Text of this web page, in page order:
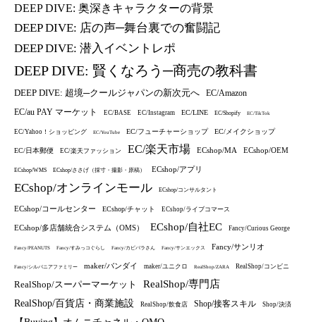
DEEP DIVE: 奥深きキャラクターの背景
DEEP DIVE: 店の声─舞台裏での奮闘記
DEEP DIVE: 潜入イベントレポ
DEEP DIVE: 賢くなろう─商売の教科書
DEEP DIVE: 超境─クールジャパンの新次元へ EC/Amazon
EC/au PAY マーケット EC/BASE EC/Instagram EC/LINE EC/Shopify EC/TikTok
EC/Yahoo！ショッピング EC/YouTube EC/フューチャーショップ EC/メイクショップ
EC/日本郵便 EC/楽天ファッション EC/楽天市場 ECshop/MA ECshop/OEM
ECshop/WMS ECshop/ささげ（採寸・撮影・原稿） ECshop/アプリ
ECshop/オンラインモール ECshop/コンサルタント
ECshop/コールセンター ECshop/チャット ECshop/ライブコマース
ECshop/多店舗統合システム（OMS） ECshop/自社EC Fancy/Curious George
Fancy/PEANUTS Fancy/すみっコぐらし Fancy/カピバラさん Fancy/サンエックス Fancy/サンリオ
Fancy/シルバニアファミリー maker/バンダイ maker/ユニクロ RealShop/ZARA RealShop/コンビニ
RealShop/スーパーマーケット RealShop/専門店
RealShop/百貨店・商業施設 RealShop/飲食店 Shop/接客スキル Shop/決済